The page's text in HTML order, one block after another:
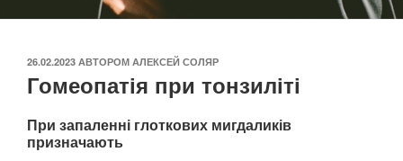
ОПУБЛІКОВАНО
26.02.2023 АВТОРОМ АЛЕКСЕЙ СОЛЯР
Гомеопатія при тонзиліті
При запаленні глоткових мигдаликів
призначають